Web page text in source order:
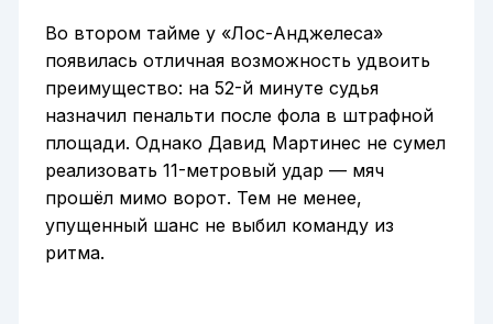
Во втором тайме у «Лос-Анджелеса»
появилась отличная возможность удвоить
преимущество: на 52-й минуте судья
назначил пенальти после фола в штрафной
площади. Однако Давид Мартинес не сумел
реализовать 11-метровый удар — мяч
прошёл мимо ворот. Тем не менее,
упущенный шанс не выбил команду из
ритма.